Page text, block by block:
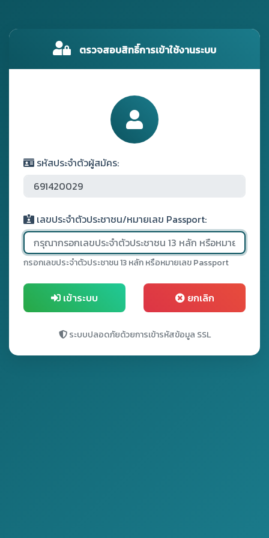
ตรวจสอบสิทธิ์การเข้าใช้งานระบบ
รหัสประจำตัวผู้สมัคร:
เลขประจำตัวประชาชน/หมายเลข Passport:
กรอกเลขประจำตัวประชาชน 13 หลัก หรือหมายเลข Passport
เข้าระบบ ยกเลิก
ระบบปลอดภัยด้วยการเข้ารหัสข้อมูล SSL